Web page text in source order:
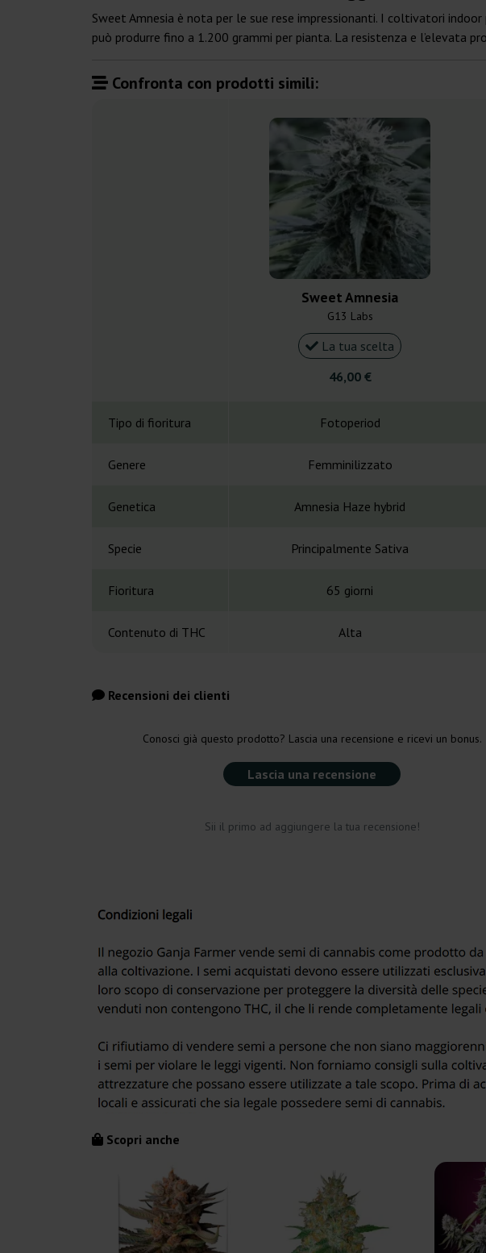
Sweet Amnesia è nota per le sue rese impressionanti. I coltivatori
può produrre fino a 1.200 grammi per pianta. La resistenza e l’elevata
Confronta con prodotti simili:
Sweet Amnesia
G13 Labs
La tua scelta
46,00 €
Tipo di fioritura Fotoperiod
Genere Femminilizzato
Genetica Amnesia Haze hybrid
Specie Principalmente Sativa
Fioritura 65 giorni
Contenuto di THC Alta
Recensioni dei clienti
Conosci già questo prodotto? Lascia una recensione e ricevi un bonus.
Lascia una recensione
Sii il primo ad aggiungere la tua recensione!
Scopri anche